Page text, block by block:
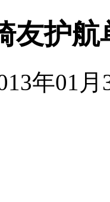
友护航
年01月